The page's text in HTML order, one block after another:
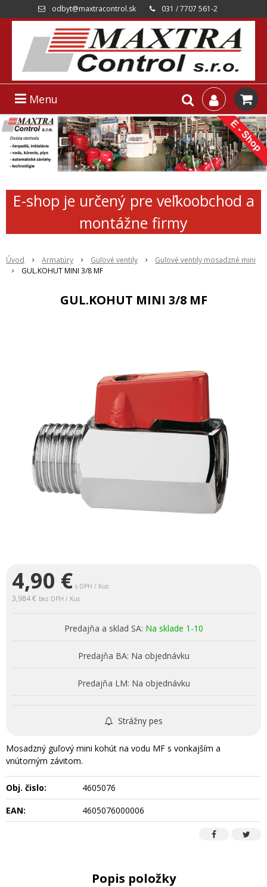
odbyt@maxtracontrol.sk 031 / 7707 561-2
Menu
E-shop je určený pre veľkoobchod a
montážne firmy
Úvod Armatúry Guľové ventily
Guľové ventily mosadzné mini
GUL.KOHUT MINI 3/8 MF
GUL.KOHUT MINI 3/8 MF
4,90 € s DPH / Kus
3,984 € bez DPH / Kus
Predajňa a sklad SA: Na sklade 1-10
Predajňa BA: Na objednávku
Predajňa LM: Na objednávku
Strážny pes
Mosadzný guľový mini kohút na vodu MF s vonkajším a
vnútorným závitom.
Obj. čislo:
4605076
EAN:
4605076000006
Popis položky